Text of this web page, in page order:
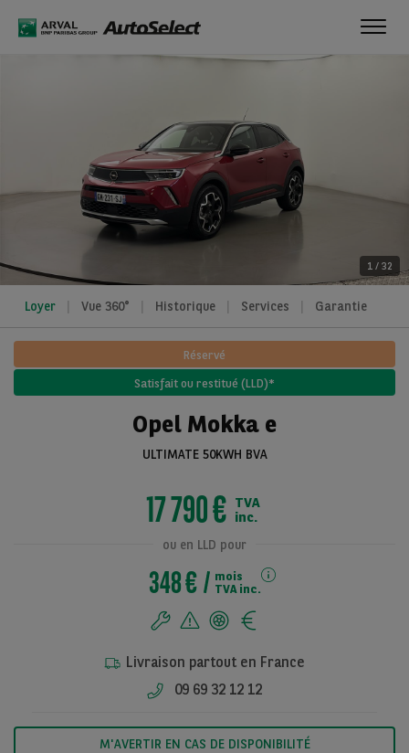
1 / 32
Loyer Vue 360° Historique Services Garantie
Réservé
Satisfait ou restitué (LLD)*
Opel Mokka e
ULTIMATE 50KWH BVA
17 790 € TVA
inc.
ou en LLD pour
348 €
mois
TVA inc.
Livraison partout en France
09 69 32 12 12
M'AVERTIR EN CAS DE DISPONIBILITÉ